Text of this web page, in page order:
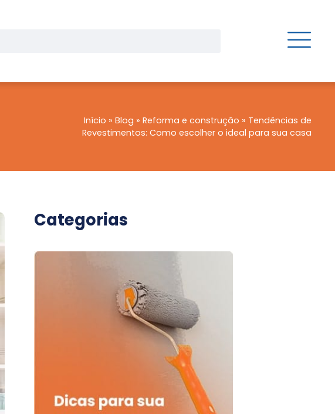
Início » Blog » Reforma e construção » Tendências de
Revestimentos: Como escolher o ideal para sua casa
Categorias